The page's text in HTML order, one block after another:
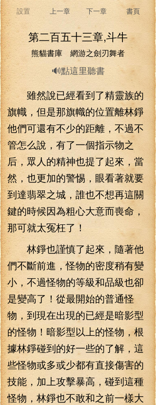
設置 上一章 下一章 書頁
第二百五十三章,斗牛
熊貓書庫 網游之劍刃舞者
🔊點這里聽書
雖然說已經看到了精靈族的
旗幟，但是那旗幟的位置離林錚
他們可還有不少的距離，不過不
管怎么說，有了一個指示物之
后，眾人的精神也提了起來，當
然，也更加的警惕，眼看著就要
到達翡翠之城，誰也不想再這關
鍵的時候因為粗心大意而喪命，
那可就太冤枉了！
林錚也謹慎了起來，隨著他
們不斷前進，怪物的密度稍有變
小，不過怪物的等級和品級也卻
是變高了！從最開始的普通怪
物，到現在出現的已經是暗影型
的怪物！暗影型以上的怪物，根
據林錚碰到的好一些的了解，這
些怪物或多或少都有直接傷害的
技能，加上攻擊暴高，碰到這種
怪物，林錚也不敢和之前一樣大